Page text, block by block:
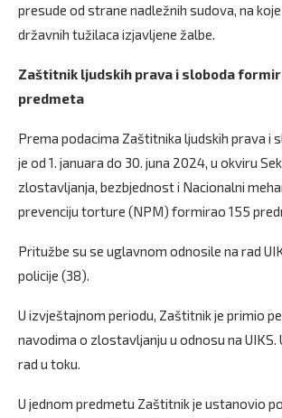
presude od strane nadležnih sudova, na
državnih tužilaca izjavljene žalbe.
Zaštitnik ljudskih prava i sloboda
predmeta
Prema podacima Zaštitnika ljudskih prava i
je od 1. januara do 30. juna 2024, u okviru
zlostavljanja, bezbjednost i Nacionalni
prevenciju torture (NPM) formirao 155
Pritužbe su se uglavnom odnosile na rad
policije (38).
U izvještajnom periodu, Zaštitnik je primio
navodima o zlostavljanju u odnosu na UIKS.
rad u toku.
U jednom predmetu Zaštitnik je ustanovio